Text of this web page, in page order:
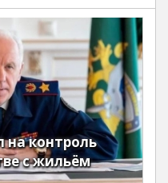
на контроль
с жильём